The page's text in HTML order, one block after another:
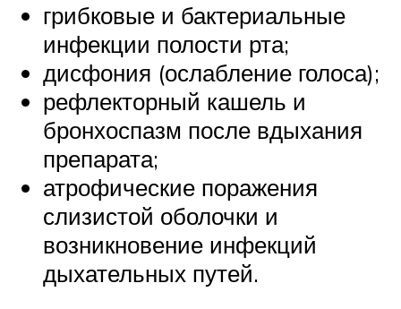
грибковые и бактериальные
инфекции полости рта;
дисфония (ослабление голоса);
рефлекторный кашель и
бронхоспазм после вдыхания
препарата;
атрофические поражения
слизистой оболочки и
возникновение инфекций
дыхательных путей.